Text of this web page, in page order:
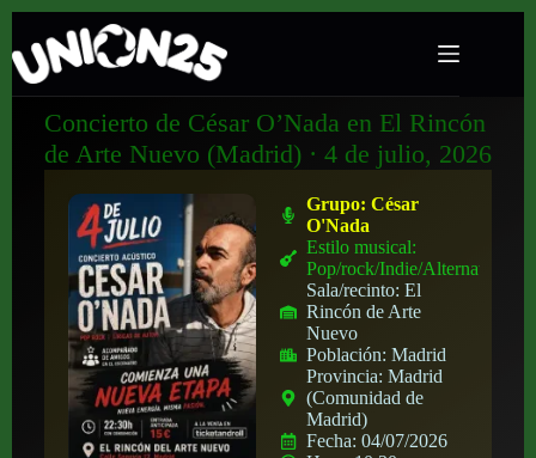
Concierto de César O’Nada en El Rincón
de Arte Nuevo (Madrid) · 4 de julio, 2026
Grupo:César
O'Nada
Estilo musical:
Pop/rock/Indie/Alternativo
Sala/recinto:El
Rincón de Arte
Nuevo
Población:Madrid
Provincia:Madrid
(Comunidad de
Madrid)
Fecha:04/07/2026